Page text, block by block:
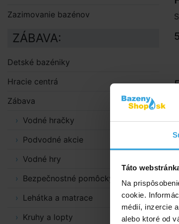
Táto
Na
cookie.
médií, inzercie
alebo ktoré od
Zazimovanie bazénov
ZÁBAVA:
Detské bazéniky
Hracie centrá
Zábava
Vodné hračky
Podvodné akcie
Vodné hry
Bezpečnostné pomôcky
Lehátka a matrace
Kruhy a lopty